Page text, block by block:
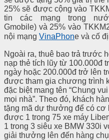
25% sẽ được cộng vào
tin các mạng trong
Gmobile) và 25% vào
nội mạng VinaPhone và cố
Ngoài ra, thuê bao trả trước
nạp thẻ tích lũy từ 100.000đ
ngày hoặc 200.000đ trở lên
được tham gia chương trình
đặc biệt mang tên “Chung
mọi nhà”. Theo đó, khách
tặng mã dự thưởng để có cơ
được 1 trong 75 xe máy
1 trong 3 siêu xe BMW 330i
giải thưởng lên đến hàng